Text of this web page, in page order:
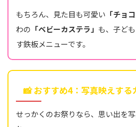
もちろん、見た目も可愛い 「チョ
わの 「ベビーカステラ」 も、子ど
す鉄板メニューです。
📸 おすすめ4：写真映えする
せっかくのお祭りなら、思い出を